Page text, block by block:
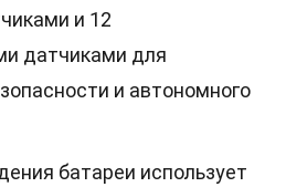
и 12
датчиками для
и автономного
батареи использует